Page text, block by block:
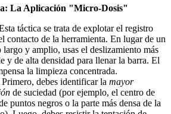
La Aplicación "Micro-Dosis"
táctica se trata de explotar el registro
contacto de la herramienta. En lugar de un
y amplio, usas el deslizamiento más
y de alta densidad para llenar la barra. El
la limpieza concentrada.
Primero, debes identificar la mayor
de suciedad (por ejemplo, el centro de
puntos negros o la parte más densa de la